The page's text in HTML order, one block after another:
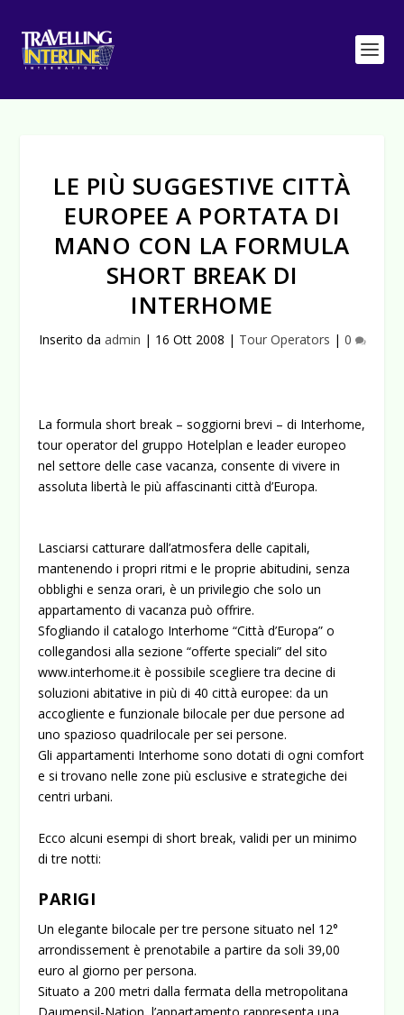
LE PIÙ SUGGESTIVE CITTÀ
EUROPEE A PORTATA DI
MANO CON LA FORMULA
SHORT BREAK DI
INTERHOME
Inserito da admin | 16 Ott 2008 | Tour Operators | 0
La formula short break – soggiorni brevi – di Interhome,
tour operator del gruppo Hotelplan e leader europeo
nel settore delle case vacanza, consente di vivere in
assoluta libertà le più affascinanti città d’Europa.
Lasciarsi catturare dall’atmosfera delle capitali,
mantenendo i propri ritmi e le proprie abitudini, senza
obblighi e senza orari, è un privilegio che solo un
appartamento di vacanza può offrire.
Sfogliando il catalogo Interhome “Città d’Europa” o
collegandosi alla sezione “offerte speciali” del sito
www.interhome.it è possibile scegliere tra decine di
soluzioni abitative in più di 40 città europee: da un
accogliente e funzionale bilocale per due persone ad
uno spazioso quadrilocale per sei persone.
Gli appartamenti Interhome sono dotati di ogni comfort
e si trovano nelle zone più esclusive e strategiche dei
centri urbani.
Ecco alcuni esempi di short break, validi per un minimo
di tre notti:
PARIGI
Un elegante bilocale per tre persone situato nel 12°
arrondissement è prenotabile a partire da soli 39,00
euro al giorno per persona.
Situato a 200 metri dalla fermata della metropolitana